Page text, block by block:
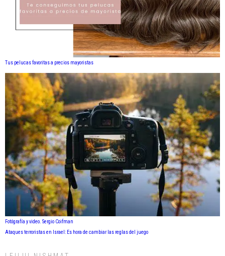
Tus pelucas favoritas a precios mayoristas
Fotógrafía y video. Sergio Coifman
Ataques terroristas en Israel: Es hora de cambiar las reglas del juego